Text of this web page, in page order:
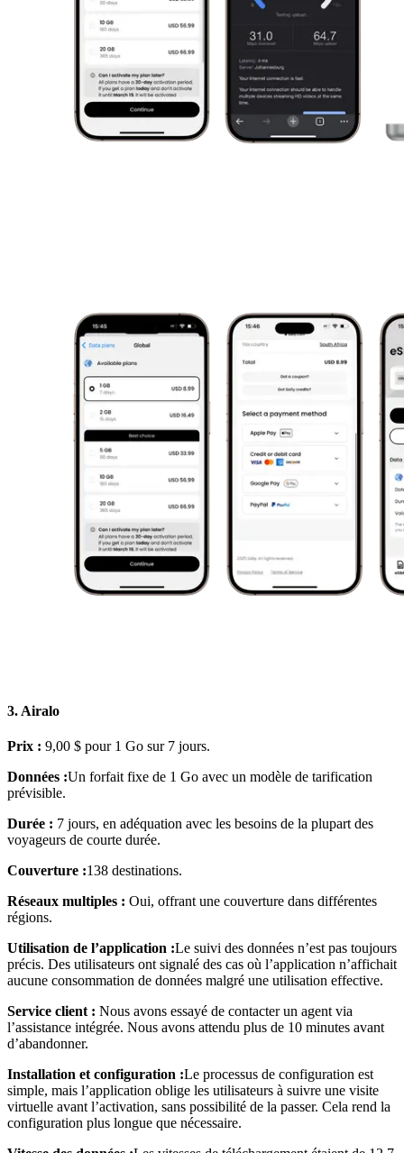
3. Airalo
Prix : 9,00 $ pour 1 Go sur 7 jours.
Données :Un forfait fixe de 1 Go avec un modèle de tarification
prévisible.
Durée : 7 jours, en adéquation avec les besoins de la plupart des
voyageurs de courte durée.
Couverture :138 destinations.
Réseaux multiples : Oui, offrant une couverture dans différentes
régions.
Utilisation de l’application :Le suivi des données n’est pas toujours
précis. Des utilisateurs ont signalé des cas où l’application n’affichait
aucune consommation de données malgré une utilisation effective.
Service client : Nous avons essayé de contacter un agent via
l’assistance intégrée. Nous avons attendu plus de 10 minutes avant
d’abandonner.
Installation et configuration :Le processus de configuration est
simple, mais l’application oblige les utilisateurs à suivre une visite
virtuelle avant l’activation, sans possibilité de la passer. Cela rend la
configuration plus longue que nécessaire.